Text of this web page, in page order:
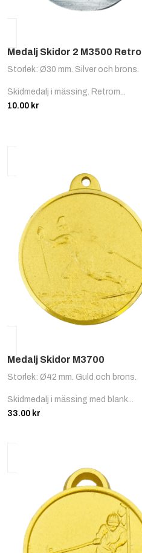
Medalj Skidor 2 M3500 Retro
Storlek: Ø30 mm. Silver och brons.
Skidmedalj i mässing. Retrom...
10.00 kr
Medalj Skidor M3700
Storlek: Ø42 mm. Guld och brons.
Skidmedalj i mässing med blank...
33.00 kr